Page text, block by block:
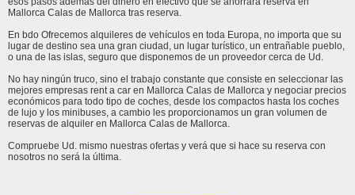
Mallorca Calas de Mallorca tras reserva.
En bdo Ofrecemos alquileres de vehículos en toda Europa, no importa que su
lugar de destino sea una gran ciudad, un lugar turístico, un entrañable pueblo,
o una de las islas, seguro que disponemos de un proveedor cerca de Ud.
No hay ningún truco, sino el trabajo constante que consiste en seleccionar las
mejores empresas rent a car en Mallorca Calas de Mallorca y negociar precios
económicos para todo tipo de coches, desde los compactos hasta los coches
de lujo y los minibuses, a cambio les proporcionamos un gran volumen de
reservas de alquiler en Mallorca Calas de Mallorca.
Compruebe Ud. mismo nuestras ofertas y verá que si hace su reserva con
nosotros no será la última.